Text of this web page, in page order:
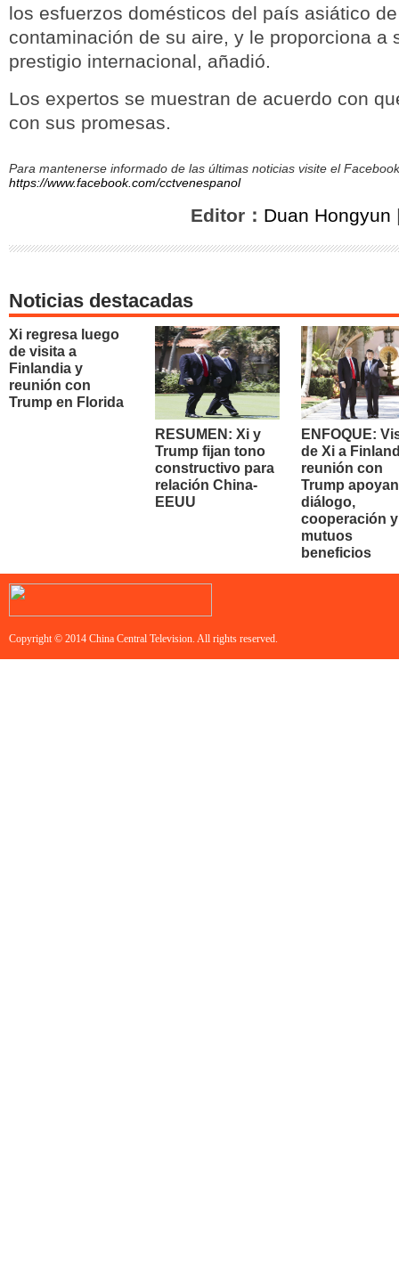
los esfuerzos domésticos del país asiático
contaminación de su aire, y le proporciona a
prestigio internacional, añadió.
Los expertos se muestran de acuerdo con
con sus promesas.
Para mantenerse informado de las últimas noticias visite el
https://www.facebook.com/cctvenespanol
Editor： Duan Hongyun
Noticias destacadas
Xi regresa luego
de visita a
Finlandia y
reunión con
Trump en Florida
RESUMEN: Xi y
Trump fijan tono
constructivo para
relación China-
EEUU
ENFOQUE:
de Xi a
reunión con
Trump apoyan
diálogo,
cooperación y
mutuos
beneficios
Copyright © 2014 China Central Television. All rights reserved.